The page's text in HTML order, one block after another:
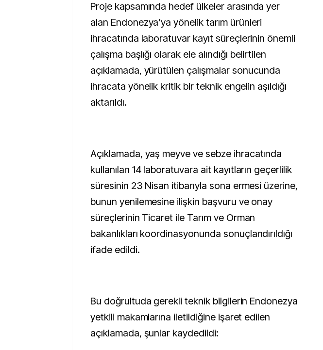
Proje kapsamında hedef ülkeler arasında yer
alan Endonezya'ya yönelik tarım ürünleri
ihracatında laboratuvar kayıt süreçlerinin önemli
çalışma başlığı olarak ele alındığı belirtilen
açıklamada, yürütülen çalışmalar sonucunda
ihracata yönelik kritik bir teknik engelin aşıldığı
aktarıldı.
Açıklamada, yaş meyve ve sebze ihracatında
kullanılan 14 laboratuvara ait kayıtların geçerlilik
süresinin 23 Nisan itibarıyla sona ermesi üzerine,
bunun yenilemesine ilişkin başvuru ve onay
süreçlerinin Ticaret ile Tarım ve Orman
bakanlıkları koordinasyonunda sonuçlandırıldığı
ifade edildi.
Bu doğrultuda gerekli teknik bilgilerin Endonezya
yetkili makamlarına iletildiğine işaret edilen
açıklamada, şunlar kaydedildi: